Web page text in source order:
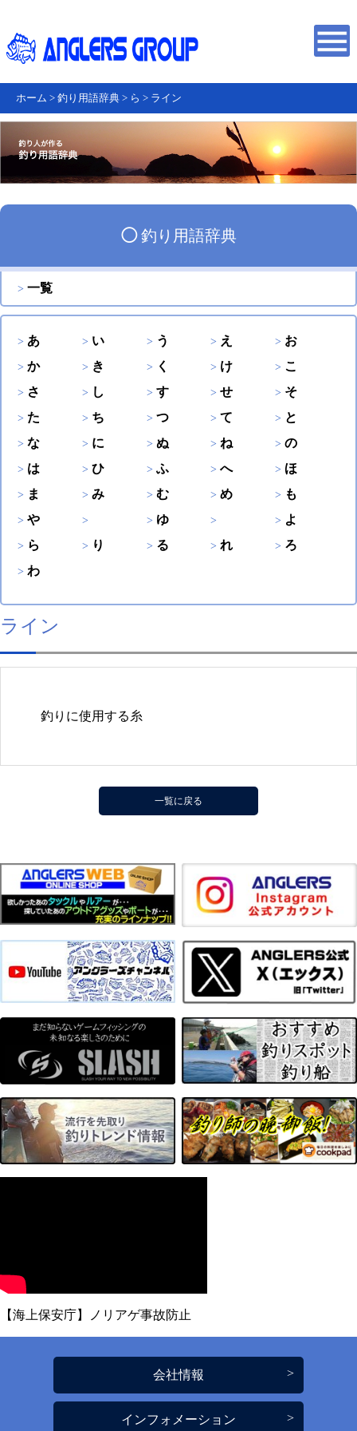
ホーム > 釣り用語辞典 > ら > ライン
◯釣り用語辞典
一覧
あ い う え
お
か
き く け
こ
さ
し す せ
そ
た
ち つ て
と
な
に ぬ ね
の
は
ひ ふ へ
ほ
ま
み む め
も
や
ゆ
よ
ら
り る れ
ろ
わ
ライン
釣りに使用する糸
一覧に戻る
【海上保安庁】ノリアゲ事故防止
会社情報
インフォメーション